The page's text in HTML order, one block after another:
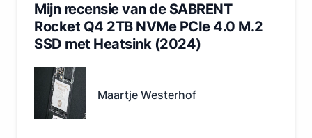
Mijn recensie van de SABRENT
Rocket Q4 2TB NVMe PCIe 4.0 M.2
SSD met Heatsink (2024)
Maartje Westerhof